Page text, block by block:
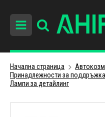
Начална страница
Принадлежности за поддръжка
Лампи за детайлинг